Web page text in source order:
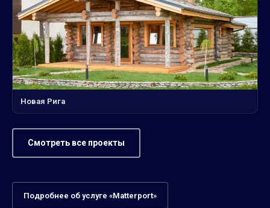
Новая Рига
Смотреть все проекты
Подробнее об услуге «Matterport»